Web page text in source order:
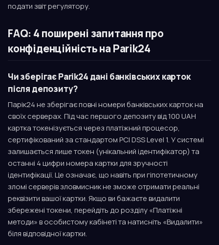
подати звіт регулятору.
FAQ: 4 поширені запитання про
конфіденційність на Parik24
Чи зберігає Parik24 дані банківських карток
після депозиту?
Парік24 не зберігає повні номери банківських карток на
своїх серверах. Під час першого депозиту від 100 UAH
картка токенізується через платіжний процесор,
сертифікований за стандартом PCI DSS Level 1. У системі
залишається лише токен (унікальний ідентифікатор) та
останні 4 цифри номера картки для зручності
ідентифікації. Це означає, що навіть при гіпотетичному
зломі серверів зловмисник не зможе отримати реальні
реквізити вашої картки. Якщо ви бажаєте видалити
збережені токени, перейдіть до розділу «Платіжні
методи» в особистому кабінеті та натисніть «Видалити»
біля відповідної картки.